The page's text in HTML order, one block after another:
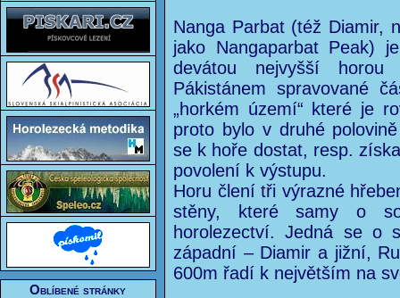
Oblíbené stránky
Nanga Parbat (též Diamir,
jako Nangaparbat Peak)
devátou nejvyšší
Pákistánem spravované
„horkém území“ které je
proto bylo v druhé
se k hoře dostat, resp.
povolení k výstupu.
Horu člení tři výrazné
stěny, které samy o
horolezectví. Jedná se o
západní – Diamir a jižní,
600m řadí k největším na